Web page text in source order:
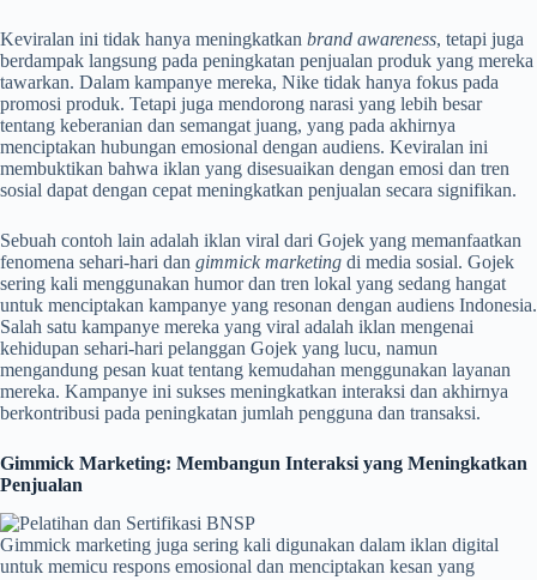
Keviralan ini tidak hanya meningkatkan brand awareness, tetapi juga
berdampak langsung pada peningkatan penjualan produk yang mereka
tawarkan. Dalam kampanye mereka, Nike tidak hanya fokus pada
promosi produk. Tetapi juga mendorong narasi yang lebih besar
tentang keberanian dan semangat juang, yang pada akhirnya
menciptakan hubungan emosional dengan audiens. Keviralan ini
membuktikan bahwa iklan yang disesuaikan dengan emosi dan tren
sosial dapat dengan cepat meningkatkan penjualan secara signifikan.
Sebuah contoh lain adalah iklan viral dari Gojek yang memanfaatkan
fenomena sehari-hari dan gimmick marketing di media sosial. Gojek
sering kali menggunakan humor dan tren lokal yang sedang hangat
untuk menciptakan kampanye yang resonan dengan audiens Indonesia.
Salah satu kampanye mereka yang viral adalah iklan mengenai
kehidupan sehari-hari pelanggan Gojek yang lucu, namun
mengandung pesan kuat tentang kemudahan menggunakan layanan
mereka. Kampanye ini sukses meningkatkan interaksi dan akhirnya
berkontribusi pada peningkatan jumlah pengguna dan transaksi.
Gimmick Marketing: Membangun Interaksi yang Meningkatkan
Penjualan
Gimmick marketing juga sering kali digunakan dalam iklan digital
untuk memicu respons emosional dan menciptakan kesan yang